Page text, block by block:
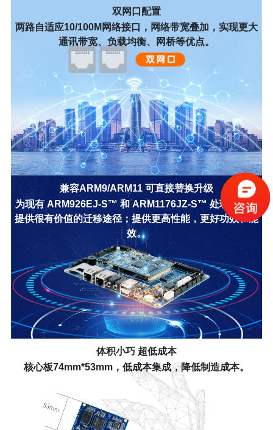
双网口配置
两路自适应10/100M网络接口，网络带宽叠加，实现更大
通讯带宽、负载均衡、网桥等优点。
兼容ARM9/ARM11 可直接替换升级
为现有 ARM926EJ-S™ 和 ARM1176JZ-S™ 处理器设计
提供很有价值的迁移途径；提供更高性能，更好功效和能
效。
体积小巧 超低成本
核心板74mm*53mm，低成本集成，降低制造成本。